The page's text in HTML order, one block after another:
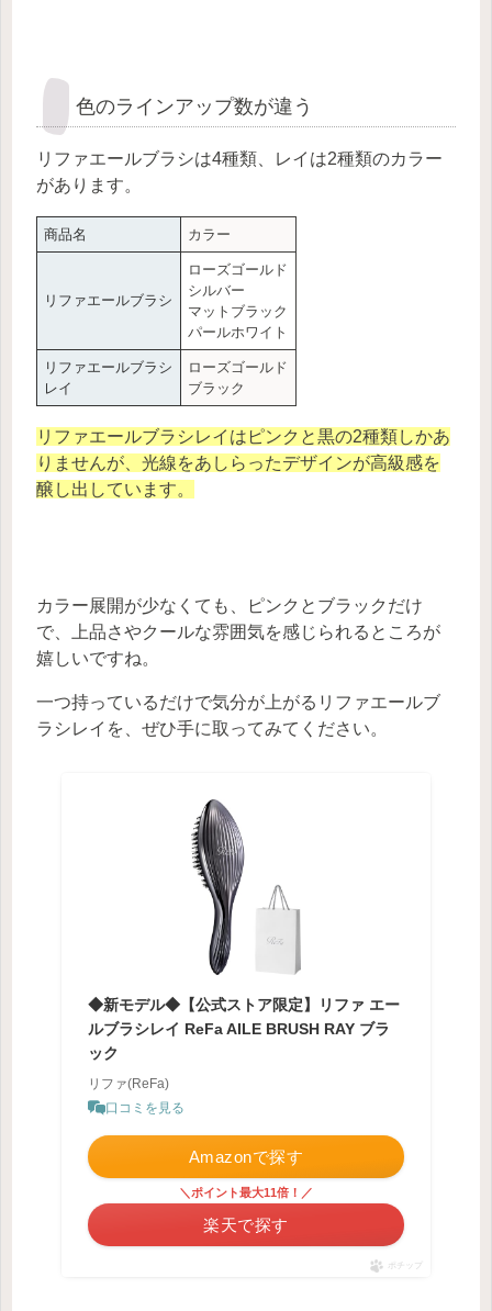
色のラインアップ数が違う
リファエールブラシは4種類、レイは2種類のカラー
があります。
商品名 カラー
リファエールブラシ
ローズゴールド
シルバー
マットブラック
パールホワイト
リファエールブラシ
レイ
ローズゴールド
ブラック
リファエールブラシレイはピンクと黒の2種類しかあ
りませんが、光線をあしらったデザインが高級感を
醸し出しています。
カラー展開が少なくても、ピンクとブラックだけ
で、上品さやクールな雰囲気を感じられるところが
嬉しいですね。
一つ持っているだけで気分が上がるリファエールブ
ラシレイを、ぜひ手に取ってみてください。
◆新モデル◆【公式ストア限定】リファ エー
ルブラシレイ ReFa AILE BRUSH RAY ブラ
ック
リファ(ReFa)
口コミを見る
Amazonで探す
＼ポイント最大11倍！／
楽天で探す
ポチップ